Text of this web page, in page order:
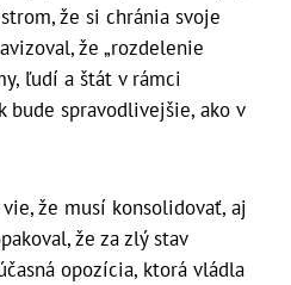
že si chránia svoje
že „rozdelenie
ľudí a štát v rámci
bude spravodlivejšie, ako v
že musí konsolidovať, aj
že za zlý stav
opozícia, ktorá vládla